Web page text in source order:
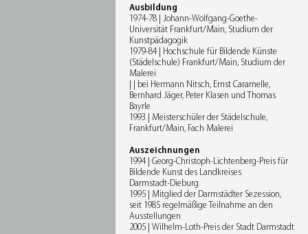
Ausbildung
1974-78 | Johann-Wolfgang-Goethe-
Universität Frankfurt/Main, Studium der
Kunstpädagogik
1979-84 | Hochschule für Bildende Künste
(Städelschule) Frankfurt/Main, Studium der
Malerei
| | bei Hermann Nitsch, Ernst Caramelle,
Bernhard Jäger, Peter Klasen und Thomas
Bayrle
1993 | Meisterschüler der Städelschule,
Frankfurt/Main, Fach Malerei
Auszeichnungen
1994 | Georg-Christoph-Lichtenberg-Preis für
Bildende Kunst des Landkreises
Darmstadt-Dieburg
1995 | Mitglied der Darmstädter Sezession,
seit 1985 regelmäßige Teilnahme an den
Ausstellungen
2005 | Wilhelm-Loth-Preis der Stadt Darmstadt